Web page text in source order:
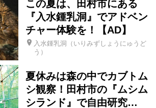
川内村 楢葉町
福島市 二本松市
新地町 相馬市
この夏は、田村市にある
『入水鍾乳洞』でアドベン
チャー体験を！【AD】
入水鍾乳洞（いりみずしょうにゅうど
う）
夏休みは森の中でカブトム
シ観察！田村市の『ムシム
シランド』で自由研究…